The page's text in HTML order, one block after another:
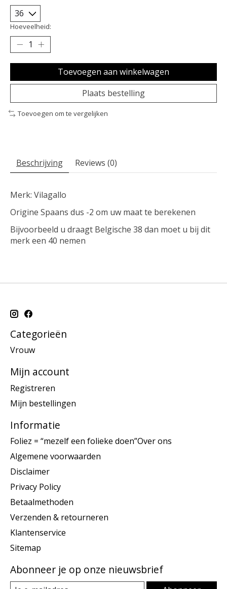
Hoeveelheid:
Toevoegen aan winkelwagen
Plaats bestelling
Toevoegen om te vergelijken
Beschrijving Reviews (0)
Merk: Vilagallo
Origine Spaans dus -2 om uw maat te berekenen
Bijvoorbeeld u draagt Belgische 38 dan moet u bij dit
merk een 40 nemen
Categorieën
Vrouw
Mijn account
Registreren
Mijn bestellingen
Informatie
Foliez = “mezelf een folieke doen”Over ons
Algemene voorwaarden
Disclaimer
Privacy Policy
Betaalmethoden
Verzenden & retourneren
Klantenservice
Sitemap
Abonneer je op onze nieuwsbrief